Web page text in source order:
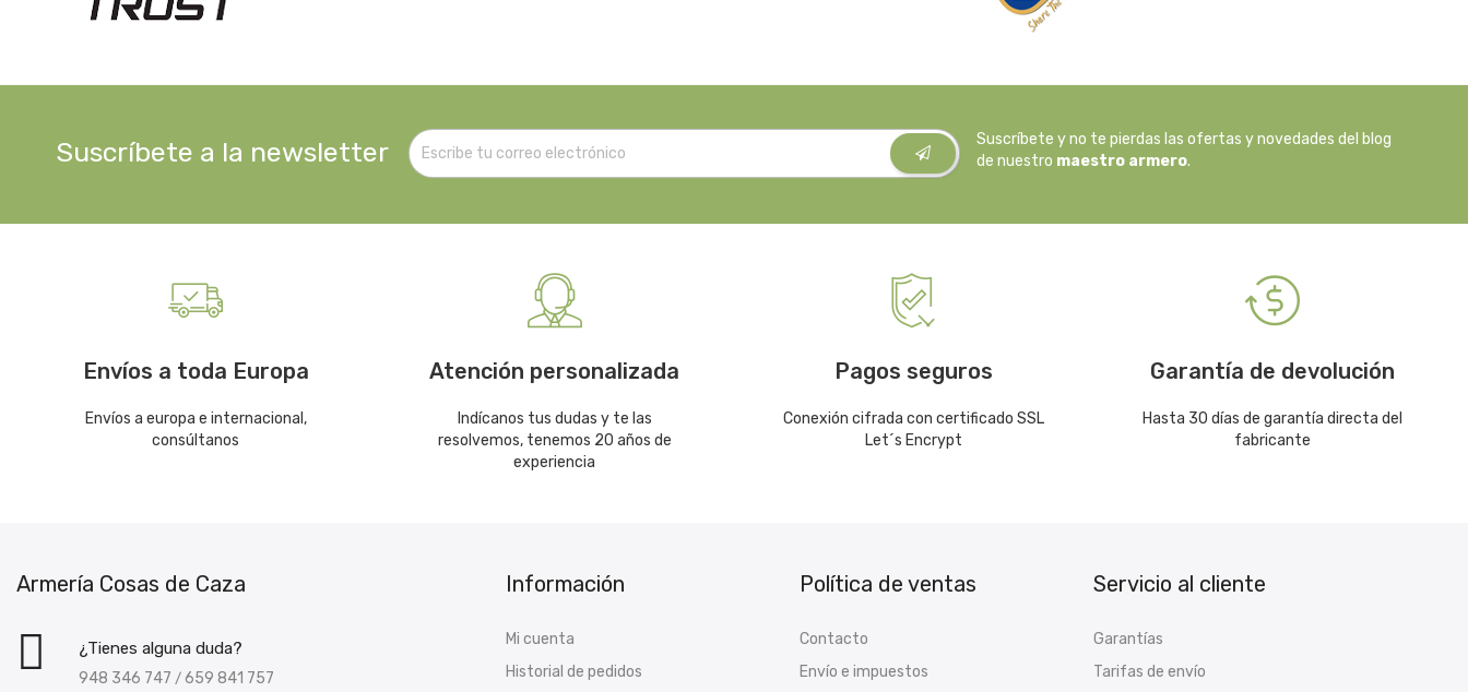
Suscríbete a la newsletter
Suscríbete y no te pierdas las ofertas y novedades del blog
de nuestro maestro armero.
Envíos a toda Europa
Envíos a europa e internacional,
consúltanos
Atención personalizada
Indícanos tus dudas y te las
resolvemos, tenemos 20 años de
experiencia
Pagos seguros
Conexión cifrada con certificado SSL
Let´s Encrypt
Garantía de devolución
Hasta 30 días de garantía directa del
fabricante
Armería Cosas de Caza
¿Tienes alguna duda?
948 346 747 / 659 841 757
Información
Mi cuenta
Historial de pedidos
Política de ventas
Contacto
Envío e impuestos
Servicio al cliente
Garantías
Tarifas de envío